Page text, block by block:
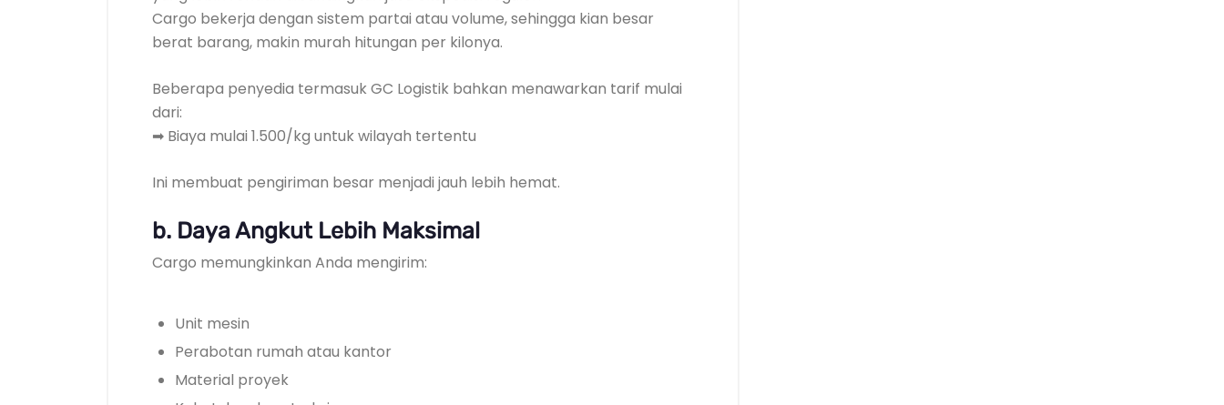
Cargo bekerja dengan sistem partai atau volume, sehingga kian besar
berat barang, makin murah hitungan per kilonya.
Beberapa penyedia termasuk GC Logistik bahkan menawarkan tarif mulai
dari:
➡ Biaya mulai 1.500/kg untuk wilayah tertentu
Ini membuat pengiriman besar menjadi jauh lebih hemat.
b. Daya Angkut Lebih Maksimal
Cargo memungkinkan Anda mengirim:
Unit mesin
Perabotan rumah atau kantor
Material proyek